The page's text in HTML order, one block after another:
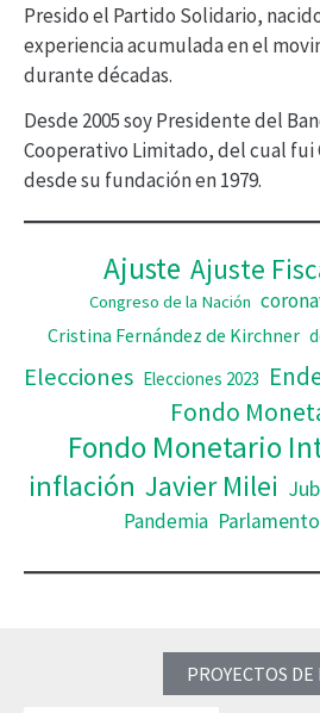
e
v
d
e
o
Presido el Partido Solidario,
experiencia acumulada en el
durante décadas.
Desde 2005 soy Presidente del
Cooperativo Limitado, del cual fui
desde su fundación en 1979.
Ajuste Ajuste
Congreso de la Nación
Cristina Fernández de Kirchner
Elecciones Elecciones 2023
Fondo
Fondo Monetario
inflación Javier Milei
Pandemia Parlamento
PROYECTOS DE